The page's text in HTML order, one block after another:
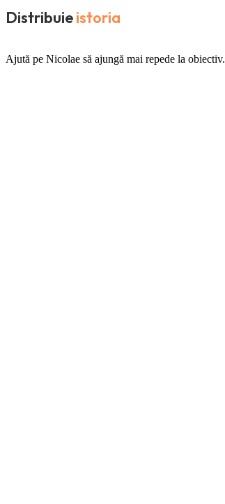
Distribuieistoria
Ajută pe Nicolae să ajungă mai repede la obiectiv.